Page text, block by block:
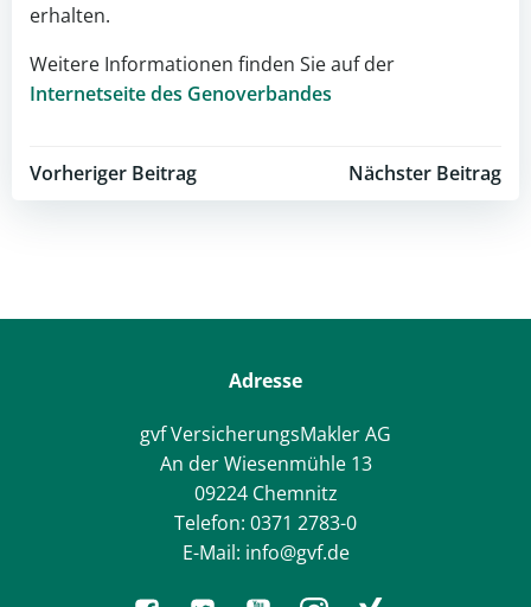
erhalten.
Weitere Informationen finden Sie auf der
Internetseite des Genoverbandes
Post
Vorheriger Beitrag
PostNächster Beitrag
Adresse
gvf VersicherungsMakler AG
An der Wiesenmühle 13
09224 Chemnitz
Telefon: 0371 2783-0
E-Mail: info@gvf.de